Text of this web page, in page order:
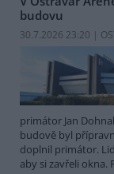
budovu
30.7.2026 23:20 |
primátor Jan
budově byl
doplnil primátor.
aby si zavřeli okna.